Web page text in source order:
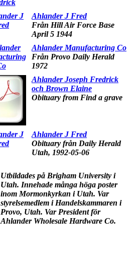
Ahlander J Fred
Från Hill Air Force Base
April 5 1944
Ahlander Manufacturing Co
Från Provo Daily Herald
1972
Ahlander Joseph Fredrick
och Brown Elaine
Obituary from Find a grave
Ahlander J Fred
Obituary från Daily Herald
Utah, 1992-05-06
Utbildades på Brigham University i
Utah. Innehade många höga poster
inom Mormonkyrkan i Utah. Var
styrelsemedlem i Handelskammaren i
Provo, Utah. Var President för
Ahlander Wholesale Hardware Co.